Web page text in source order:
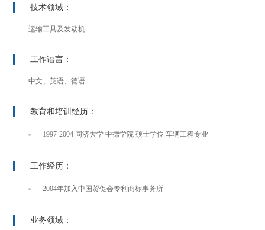
技术领域：
运输工具及发动机
工作语言：
中文、英语、德语
教育和培训经历：
1997-2004 同济大学 中德学院 硕士学位 车辆工程专业
工作经历：
2004年加入中国贸促会专利商标事务所
业务领域：